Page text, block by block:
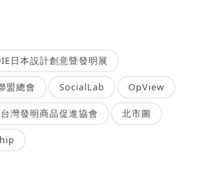
日本設計創意暨發明展
盟總會 SocialLab OpView
台灣發明商品促進協會 北市圖